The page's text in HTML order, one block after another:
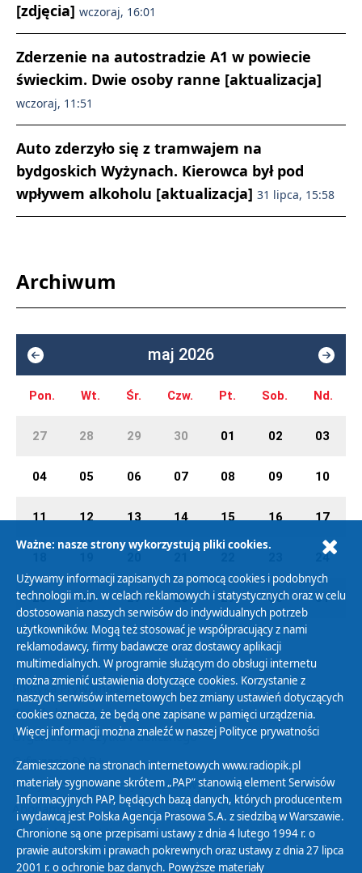
[zdjęcia] wczoraj, 16:01
Zderzenie na autostradzie A1 w powiecie
świeckim. Dwie osoby ranne [aktualizacja]
wczoraj, 11:51
Auto zderzyło się z tramwajem na
bydgoskich Wyżynach. Kierowca był pod
wpływem alkoholu [aktualizacja] 31 lipca, 15:58
Archiwum
maj 2026
Pon. Wt. Śr. Czw. Pt. Sob. Nd.
27 28 29 30 01 02 03
04 05 06 07 08 09 10
11 12 13 14 15 16 17
24
25 26 27 28 29 30 31
Polityka Prywatności
Zasady korzystania z Serwisu
Organizacje Pożytku Publicznego
Cyfryzacja DAB+
Polityka ochrony danych osobowych
Abonament
Zamówienia publiczne
Ważne: nasze strony wykorzystują pliki cookies.
Używamy informacji zapisanych za pomocą cookies i podobnych
technologii m.in. w celach reklamowych i statystycznych oraz w celu
dostosowania naszych serwisów do indywidualnych potrzeb
użytkowników. Mogą też stosować je współpracujący z nami
reklamodawcy, firmy badawcze oraz dostawcy aplikacji
multimedialnych. W programie służącym do obsługi internetu
można zmienić ustawienia dotyczące cookies. Korzystanie z
naszych serwisów internetowych bez zmiany ustawień dotyczących
cookies oznacza, że będą one zapisane w pamięci urządzenia.
Więcej informacji można znaleźć w naszej Polityce prywatności
Zamieszczone na stronach internetowych www.radiopik.pl
materiały sygnowane skrótem „PAP” stanowią element Serwisów
Informacyjnych PAP, będących bazą danych, których producentem
i wydawcą jest Polska Agencja Prasowa S.A. z siedzibą w Warszawie.
Chronione są one przepisami ustawy z dnia 4 lutego 1994 r. o
prawie autorskim i prawach pokrewnych oraz ustawy z dnia 27 lipca
2001 r. o ochronie baz danych. Powyższe materiały